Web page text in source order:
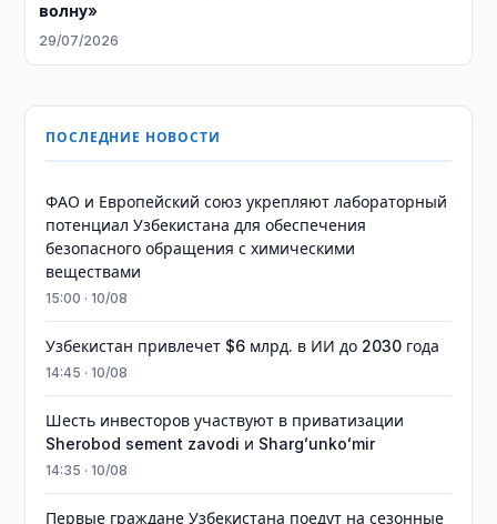
волну»
29/07/2026
ПОСЛЕДНИЕ НОВОСТИ
ФАО и Европейский союз укрепляют лабораторный
потенциал Узбекистана для обеспечения
безопасного обращения с химическими
веществами
15:00 · 10/08
Узбекистан привлечет $6 млрд. в ИИ до 2030 года
14:45 · 10/08
Шесть инвесторов участвуют в приватизации
Sherobod sement zavodi и Shargʻunkoʻmir
14:35 · 10/08
Первые граждане Узбекистана поедут на сезонные